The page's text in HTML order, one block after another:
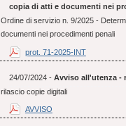
copia di atti e documenti nei
Ordine di servizio n. 9/2025 -
documenti nei procedimenti penali
prot. 71-2025-INT
24/07/2024 - Avviso all'utenza -
rilascio copie digitali
AVVISO